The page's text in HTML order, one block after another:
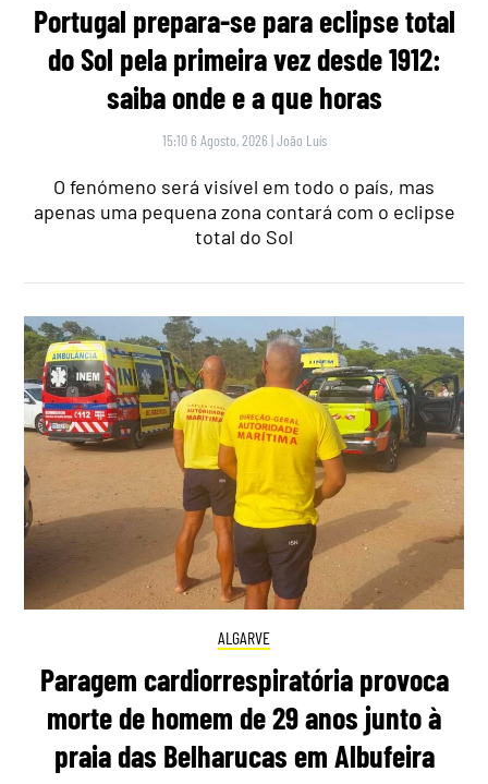
Portugal prepara-se para eclipse total
do Sol pela primeira vez desde 1912:
saiba onde e a que horas
15:10 6 Agosto, 2026 |João Luís
O fenómeno será visível em todo o país, mas
apenas uma pequena zona contará com o eclipse
total do Sol
ALGARVE
Paragem cardiorrespiratória provoca
morte de homem de 29 anos junto à
praia das Belharucas em Albufeira